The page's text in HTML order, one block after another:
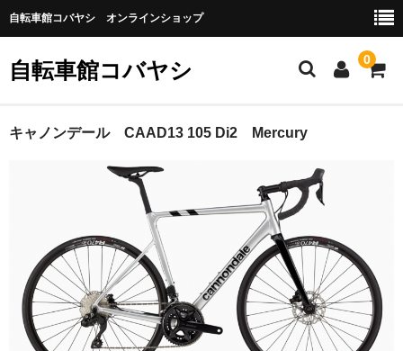
自転車館コバヤシ オンラインショップ
自転車館コバヤシ 0
トップ
クロスバイク
グラベルロードバイク
マウンテンバイク
キャノンデール CAAD13 105 Di2 Mercury